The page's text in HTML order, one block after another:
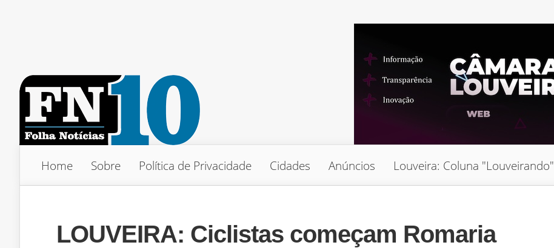
Home Sobre Política de Privacidade Cidades Anúncios Louveira: Coluna "Louveirando"
LOUVEIRA: Ciclistas começam Romaria